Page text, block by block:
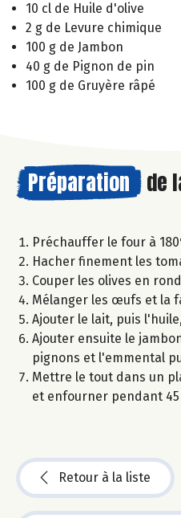
10 cl de Huile d'olive
2 g de Levure chimique
100 g de Jambon
40 g de Pignon de pin
100 g de Gruyère râpé
Préparation de
Préchauffer le four à
Hacher finement les
Couper les olives en
Mélanger les œufs et la
Ajouter le lait, puis
Ajouter ensuite le
pignons et l'emmental
Mettre le tout dans un
et enfourner pendant 45
Retour à la liste